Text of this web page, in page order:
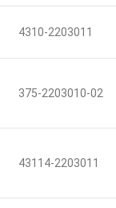
4310-2203011
375-2203010-02
43114-2203011